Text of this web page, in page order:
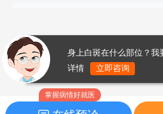
掌握病情好就医
身上白斑在什么部位？我
详情
立即咨询